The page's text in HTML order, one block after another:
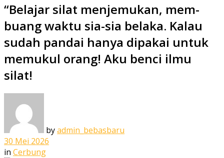
“Belajar silat menjemukan, mem­
buang waktu sia-sia belaka. Kalau
sudah pandai hanya dipakai untuk
memukul orang! Aku benci ilmu
silat!
byadmin_bebasbaru
30 Mei 2026
in Cerbung